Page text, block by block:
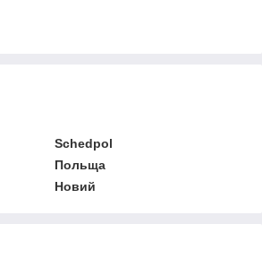
Schedpol
Польща
Новий